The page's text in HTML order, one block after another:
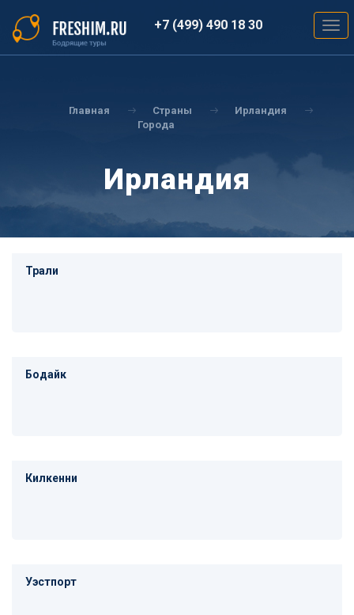
основному
содержанию
+7 (499) 490 18 30
Главная Страны
Ирландия
Города
Ирландия
Трали
Бодайк
Килкенни
Уэстпорт